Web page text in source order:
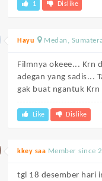
1 Dislike
Hayu Medan,
Filmnya okeee... Krn
adegan yang sadis...
gak buat ngantuk Krn
Like Dislike
kkey saa Member since
tgl 18 desember hari